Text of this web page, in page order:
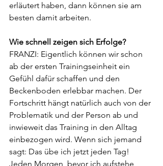
erläutert haben, dann können sie am
besten damit arbeiten.
Wie schnell zeigen sich Erfolge?
FRANZI: Eigentlich können wir schon
ab der ersten Trainingseinheit ein
Gefühl dafür schaffen und den
Beckenboden erlebbar machen. Der
Fortschritt hängt natürlich auch von der
Problematik und der Person ab und
inwieweit das Training in den Alltag
einbezogen wird. Wenn sich jemand
sagt: Das übe ich jetzt jeden Tag!
Jeden Morgen, bevor ich aufstehe,